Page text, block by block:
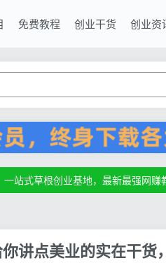
免费教程 创业干货 创业资
站式草根创业基地，最新最强网
站式草根创业基地，最新最强网
站式草根创业基地，最新最强网赚
讲点美业的实在干货